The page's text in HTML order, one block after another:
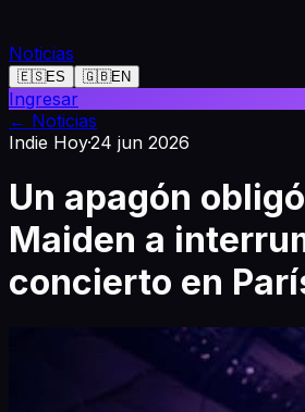
Noticias
🇪🇸ES 🇬🇧EN
Ingresar
← Noticias
Indie Hoy·24 jun 2026
Un apagón
Maiden a
concierto en